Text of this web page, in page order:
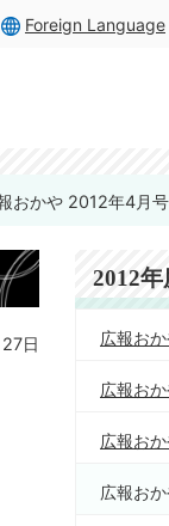
Foreign Language
おかや 2012年4月号
日
2012年
広報お
広報お
広報お
広報お